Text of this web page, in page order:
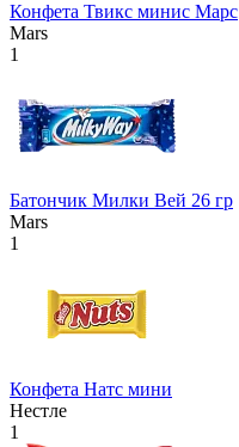
Конфета Твикс минис Марс
Mars
1
Батончик Милки Вей 26 гр
Mars
1
Конфета Натс мини
Нестле
1